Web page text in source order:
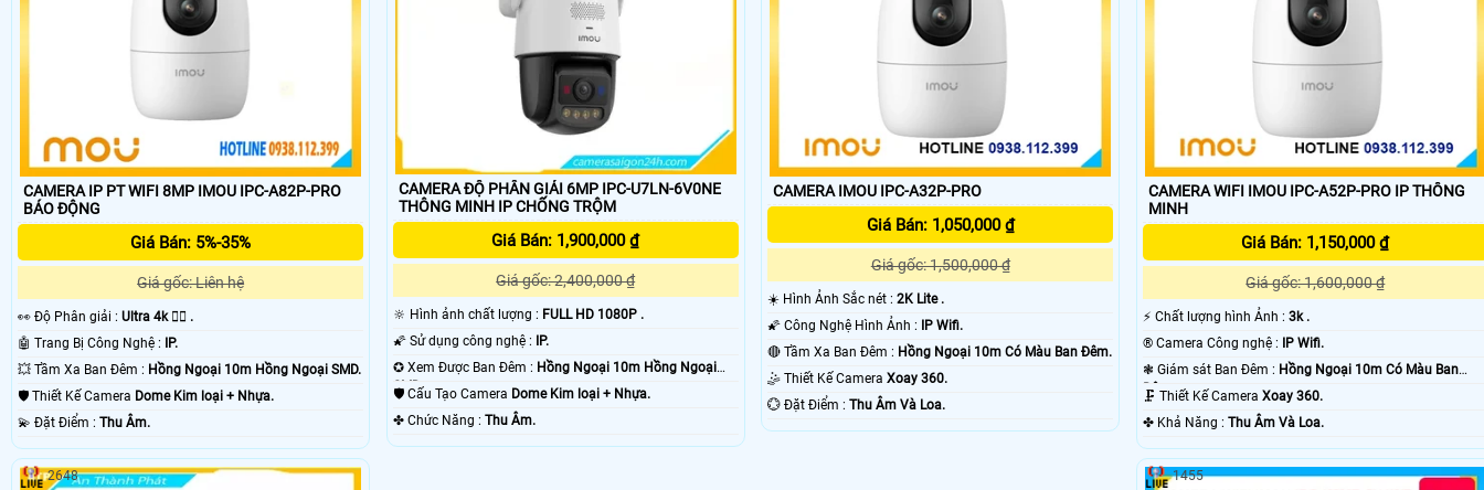
CAMERA IP PT WIFI 8MP IMOU IPC-A82P-PRO
BÁO ĐỘNG
Giá Bán: 5%-35%
Giá gốc: Liên hệ
️👀 Độ Phân giải : Ultra 4k 👍🏾 .
🤖️ Trang Bị Công Nghệ :
IP.
💥 Tầm Xa Ban Đêm : Hồng Ngoại 10m Hồng Ngoại SMD.
🛡 Thiết Kế Camera Dome Kim loại + Nhựa.
️💫 Đặt Điểm : Thu Âm.
CAMERA ĐỘ PHÂN GIẢI 6MP IPC-U7LN-6V0NE
THÔNG MINH IP CHỐNG TRỘM
Giá Bán: 1,900,000 ₫
Giá gốc: 2,400,000 ₫
🔆 Hình ảnh chất lượng : FULL HD 1080P .
🌠 Sử dụng công nghệ : IP.
✪ Xem Được Ban Đêm : Hồng Ngoại 10m Hồng Ngoại
SMD.🛡 Cấu Tạo Camera Dome Kim loại + Nhựa.
️✤ Chức Năng : Thu Âm.
CAMERA IMOU IPC-A32P-PRO
Giá Bán: 1,050,000 ₫
Giá gốc: 1,500,000 ₫
☀️ Hình Ảnh Sắc nét :2K Lite .
🌠 Công Nghệ Hình Ảnh :
IP Wifi.
🔴 Tầm Xa Ban Đêm : Hồng Ngoại 10m Có Màu Ban Ðêm.
🤹 Thiết Kế CameraXoay 360.
️💮 Đặt Điểm :Thu Âm Và Loa.
CAMERA WIFI IMOU IPC-A52P-PRO IP THÔNG
MINH
Giá Bán: 1,150,000 ₫
Giá gốc: 1,600,000 ₫
️⚡ Chất lượng hình Ảnh : 3k .
®️ Camera Công nghệ :
IP Wifi.
❃ Giám sát Ban Đêm : Hồng Ngoại 10m Có Màu Ban
Ðêm.🗜️ Thiết Kế Camera Xoay 360.
️✤ Khả Năng : Thu Âm Và Loa.
2648 1455